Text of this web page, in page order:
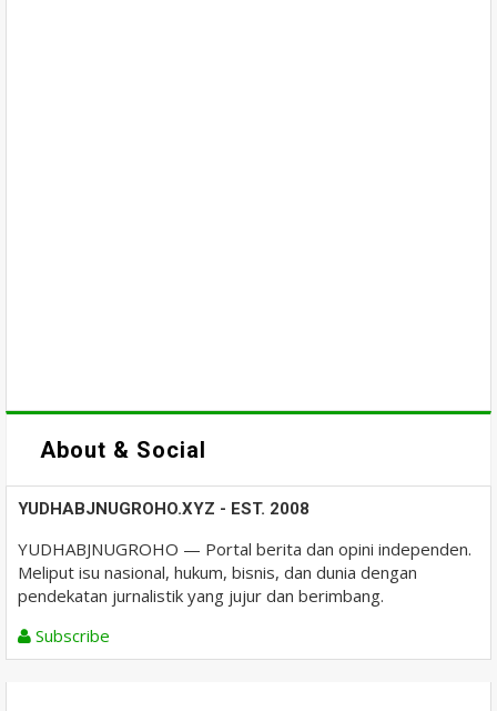
About & Social
YUDHABJNUGROHO.XYZ - EST. 2008
YUDHABJNUGROHO — Portal berita dan opini independen.
Meliput isu nasional, hukum, bisnis, dan dunia dengan
pendekatan jurnalistik yang jujur dan berimbang.
Subscribe